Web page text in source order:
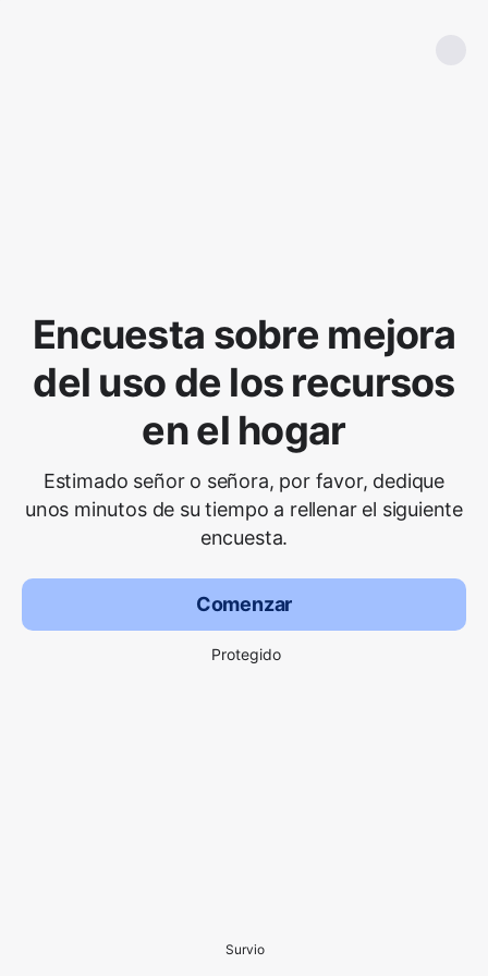
Encuesta sobre mejora
del uso de los recursos
en el hogar
Estimado señor o señora, por favor, dedique
unos minutos de su tiempo a rellenar el siguiente
encuesta.
Comenzar
Protegido
Survio